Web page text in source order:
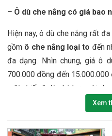
– Ô dù che nắng có giá bao
Hiện nay, ô dù che nắng rất
gồm ô che nắng loại to đến
đa dạng. Nhìn chung, giá ô
700.000 đồng đến
một chiếc ô dù phù hợp với
– Đơn vị làm ô dù giá rẻ Hà Nội
Hiện nay, có hàng trăm đơn
Xem